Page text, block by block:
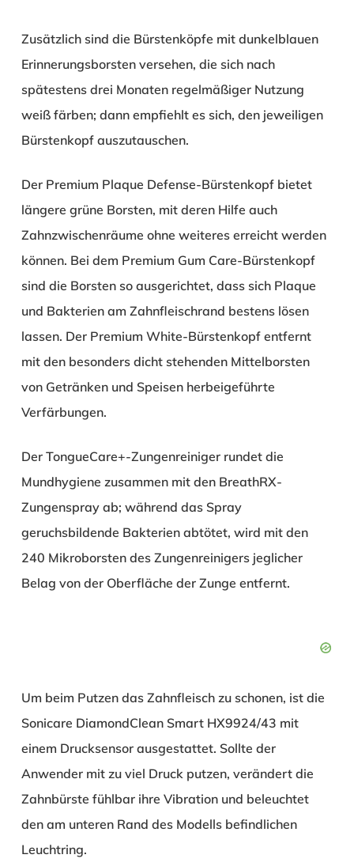
Zusätzlich sind die Bürstenköpfe mit dunkelblauen
Erinnerungsborsten versehen, die sich nach
spätestens drei Monaten regelmäßiger Nutzung
weiß färben; dann empfiehlt es sich, den jeweiligen
Bürstenkopf auszutauschen.
Der Premium Plaque Defense-Bürstenkopf bietet
längere grüne Borsten, mit deren Hilfe auch
Zahnzwischenräume ohne weiteres erreicht werden
können. Bei dem Premium Gum Care-Bürstenkopf
sind die Borsten so ausgerichtet, dass sich Plaque
und Bakterien am Zahnfleischrand bestens lösen
lassen. Der Premium White-Bürstenkopf entfernt
mit den besonders dicht stehenden Mittelborsten
von Getränken und Speisen herbeigeführte
Verfärbungen.
Der TongueCare+-Zungenreiniger rundet die
Mundhygiene zusammen mit den BreathRX-
Zungenspray ab; während das Spray
geruchsbildende Bakterien abtötet, wird mit den
240 Mikroborsten des Zungenreinigers jeglicher
Belag von der Oberfläche der Zunge entfernt.
Um beim Putzen das Zahnfleisch zu schonen, ist die
Sonicare DiamondClean Smart HX9924/43 mit
einem Drucksensor ausgestattet. Sollte der
Anwender mit zu viel Druck putzen, verändert die
Zahnbürste fühlbar ihre Vibration und beleuchtet
den am unteren Rand des Modells befindlichen
Leuchtring.